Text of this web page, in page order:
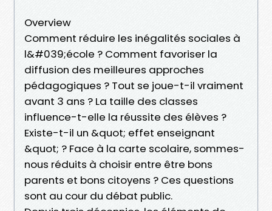
Overview
Comment réduire les inégalités sociales à
l&#039;école ? Comment favoriser la
diffusion des meilleures approches
pédagogiques ? Tout se joue-t-il vraiment
avant 3 ans ? La taille des classes
influence-t-elle la réussite des élèves ?
Existe-t-il un &quot; effet enseignant
&quot; ? Face à la carte scolaire, sommes-
nous réduits à choisir entre être bons
parents et bons citoyens ? Ces questions
sont au cour du débat public.